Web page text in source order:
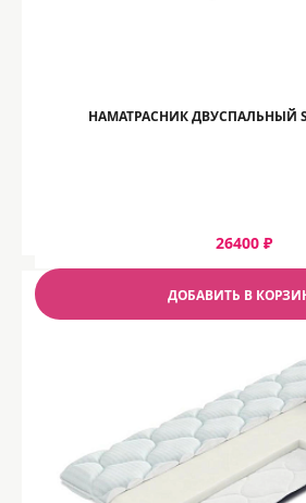
НАМАТРАСНИК ДВУСПАЛЬНЫЙ
26400 ₽
ДОБАВИТЬ В